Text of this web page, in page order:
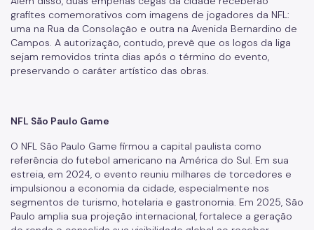
Relatórios de Aprovação
Notícias
Imprensa
grafites comemorativos com imagens de jogadores da NFL:
uma na Rua da Consolação e outra na Avenida Bernardino de
Campos. A autorização, contudo, prevê que os logos da liga
sejam removidos trinta dias após o término do evento,
preservando o caráter artístico das obras.
NFL São Paulo Game
O NFL São Paulo Game firmou a capital paulista como
referência do futebol americano na América do Sul. Em sua
estreia, em 2024, o evento reuniu milhares de torcedores e
impulsionou a economia da cidade, especialmente nos
segmentos de turismo, hotelaria e gastronomia. Em 2025, São
Paulo amplia sua projeção internacional, fortalece a geração